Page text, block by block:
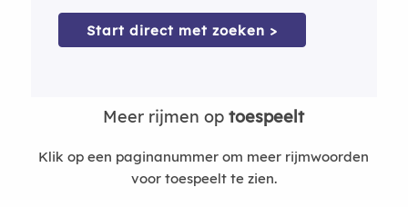
Start direct met zoeken >
Meer rijmen optoespeelt
Klik op een paginanummer om meer rijmwoorden
voor toespeelt te zien.